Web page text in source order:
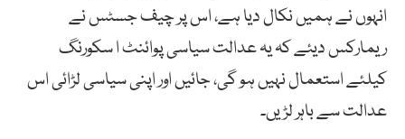
انہوں نے ہمیں نکال دیا ہے، اس پر چیف جسٹس نے
ریمارکس دیئے کہ یہ عدالت سیاسی پوائنٹ ا سکورنگ
کیلئے استعمال نہیں ہو گی، جائیں اور اپنی سیاسی لڑائی اس
عدالت سے باہر لڑیں۔